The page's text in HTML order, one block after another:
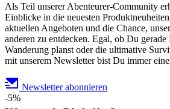
Als Teil unserer Abenteurer-Community
Einblicke in die neuesten
aktuellen Angeboten und die Chance,
anderen zu entdecken. Egal, ob Du gerade
Wanderung planst oder die ultimative
mit unserem Newsletter bist Du immer
Newsletter abonnieren
-5%